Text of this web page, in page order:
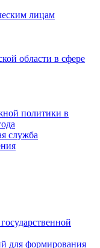
лицам
области в сфере
политики в
служба
для формирования